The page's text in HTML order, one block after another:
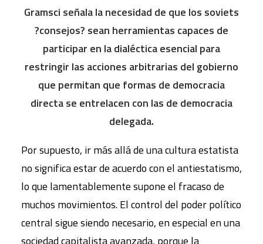
Gramsci señala la necesidad de que los soviets
?consejos? sean herramientas capaces de
participar en la dialéctica esencial para
restringir las acciones arbitrarias del gobierno
que permitan que formas de democracia
directa se entrelacen con las de democracia
delegada.
Por supuesto, ir más allá de una cultura estatista
no significa estar de acuerdo con el antiestatismo,
lo que lamentablemente supone el fracaso de
muchos movimientos. El control del poder político
central sigue siendo necesario, en especial en una